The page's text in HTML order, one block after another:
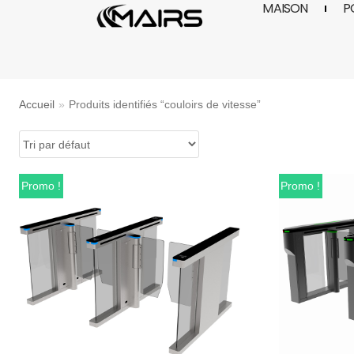
MAISON
Accueil » Produits identifiés “couloirs de vitesse”
Promo ! Promo !